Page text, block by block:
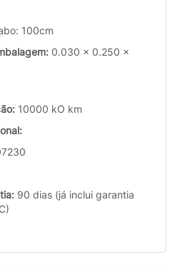
100cm
0.030 x 0.250 x
10000 kO km
90 dias (já inclui garantia